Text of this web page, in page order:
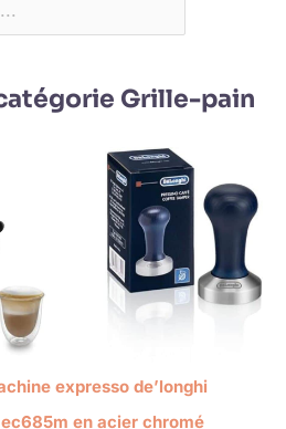
Grille-pain
expresso de’longhi
en acier chromé